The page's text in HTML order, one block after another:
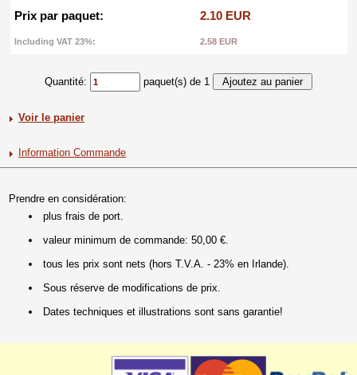
Prix par paquet:
2.10 EUR
Including VAT 23%: 2.58 EUR
Quantité: paquet(s) de 1
Voir le panier
Information Commande
Prendre en considération:
plus frais de port.
valeur minimum de commande: 50,00 €.
tous les prix sont nets (hors T.V.A. - 23% en Irlande).
Sous réserve de modifications de prix.
Dates techniques et illustrations sont sans garantie!